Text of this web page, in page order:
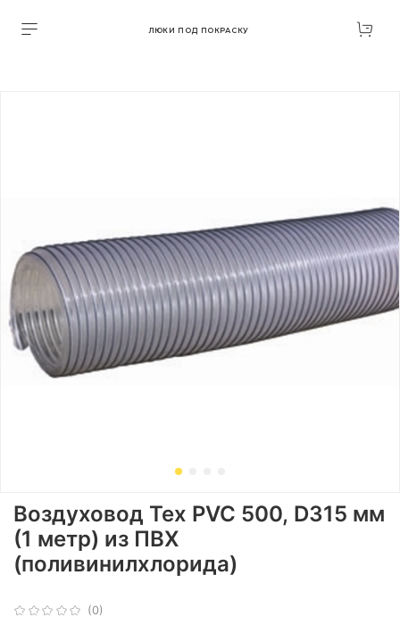
ЛЮКИ ПОД ПОКРАСКУ
(0)
Воздуховод Tex PVC 500, D315 мм
(1 метр) из ПВХ
(поливинилхлорида)